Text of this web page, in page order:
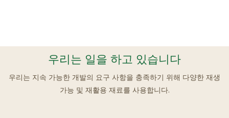
우리는 일을 하고 있습니다
우리는 지속 가능한 개발의 요구 사항을 충족하기 위해 다양한 재생
가능 및 재활용 재료를 사용합니다.